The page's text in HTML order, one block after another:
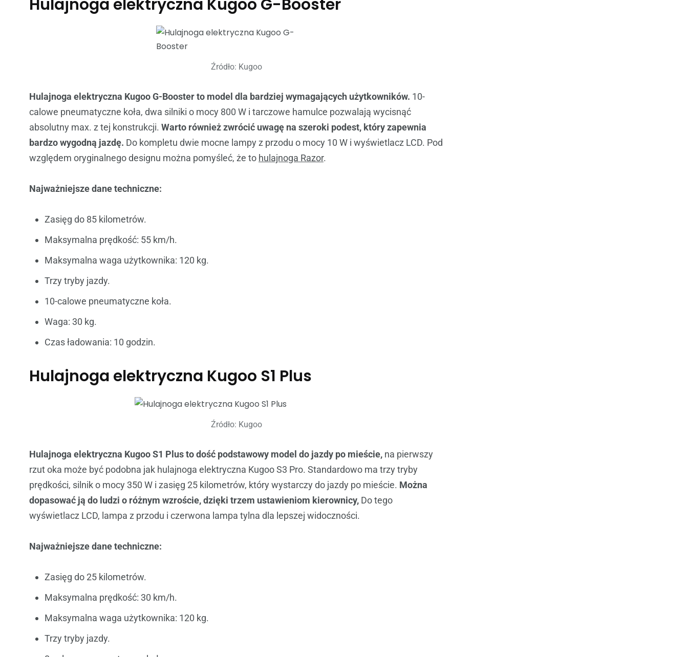
Hulajnoga elektryczna Kugoo G-Booster
Źródło: Kugoo
Hulajnoga elektryczna Kugoo G-Booster to model dla bardziej wymagających użytkowników. 10-
calowe pneumatyczne koła, dwa silniki o mocy 800 W i tarczowe hamulce pozwalają wycisnąć
absolutny max. z tej konstrukcji. Warto również zwrócić uwagę na szeroki podest, który zapewnia
bardzo wygodną jazdę. Do kompletu dwie mocne lampy z przodu o mocy 10 W i wyświetlacz LCD. Pod
względem oryginalnego designu można pomyśleć, że to hulajnoga Razor.
Najważniejsze dane techniczne:
Zasięg do 85 kilometrów.
Maksymalna prędkość: 55 km/h.
Maksymalna waga użytkownika: 120 kg.
Trzy tryby jazdy.
10-calowe pneumatyczne koła.
Waga: 30 kg.
Czas ładowania: 10 godzin.
Hulajnoga elektryczna Kugoo S1 Plus
Źródło: Kugoo
Hulajnoga elektryczna Kugoo S1 Plus to dość podstawowy model do jazdy po mieście, na pierwszy
rzut oka może być podobna jak hulajnoga elektryczna Kugoo S3 Pro. Standardowo ma trzy tryby
prędkości, silnik o mocy 350 W i zasięg 25 kilometrów, który wystarczy do jazdy po mieście. Można
dopasować ją do ludzi o różnym wzroście, dzięki trzem ustawieniom kierownicy, Do tego
wyświetlacz LCD, lampa z przodu i czerwona lampa tylna dla lepszej widoczności.
Najważniejsze dane techniczne:
Zasięg do 25 kilometrów.
Maksymalna prędkość: 30 km/h.
Maksymalna waga użytkownika: 120 kg.
Trzy tryby jazdy.